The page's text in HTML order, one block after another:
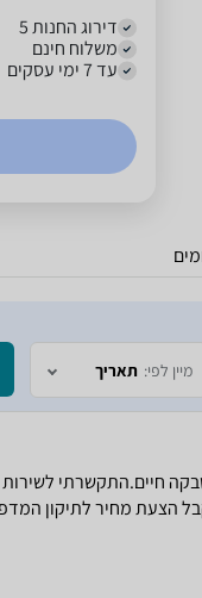
דירוג החנות 5
משלוח חינם
עד 7 ימי עסקים
מיין לפי: תאריך
חיים.התקשרתי
הצעת מחיר לתיקון